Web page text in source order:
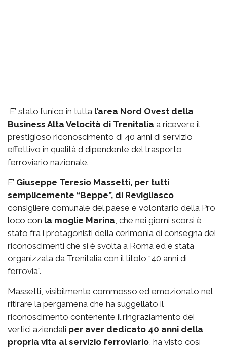
E’ stato l’unico in tutta l’area Nord Ovest della
Business Alta Velocità di Trenitalia a ricevere il
prestigioso riconoscimento di 40 anni di servizio
effettivo in qualità d dipendente del trasporto
ferroviario nazionale.
E’ Giuseppe Teresio Massetti, per tutti
semplicemente “Beppe”, di Revigliasco
consigliere comunale del paese e volontario della Pro
loco con la moglie Marina , che nei giorni scorsi è
stato fra i protagonisti della cerimonia di consegna dei
riconoscimenti che si è svolta a Roma ed è stata
organizzata da Trenitalia con il titolo “40 anni di
ferrovia”.
Massetti, visibilmente commosso ed emozionato nel
ritirare la pergamena che ha suggellato il
riconoscimento contenente il ringraziamento dei
vertici aziendali per aver dedicato 40 anni della
propria vita al servizio ferroviario , ha visto così